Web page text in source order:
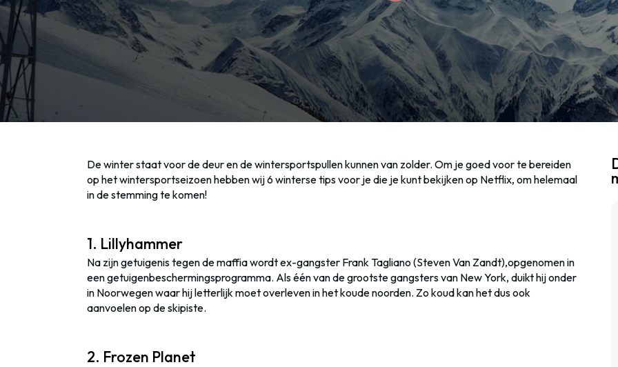
De winter staat voor de deur en de wintersportspullen kunnen van zolder. Om je goed voor te bereiden
op het wintersportseizoen hebben wij 6 winterse tips voor je die je kunt bekijken op Netflix, om helemaal
in de stemming te komen!
1. Lillyhammer
Na zijn getuigenis tegen de maffia wordt ex-gangster Frank Tagliano (Steven Van Zandt),opgenomen in
een getuigenbeschermingsprogramma. Als één van de grootste gangsters van New York, duikt hij onder
in Noorwegen waar hij letterlijk moet overleven in het koude noorden. Zo koud kan het dus ook
aanvoelen op de skipiste.
2. Frozen Planet